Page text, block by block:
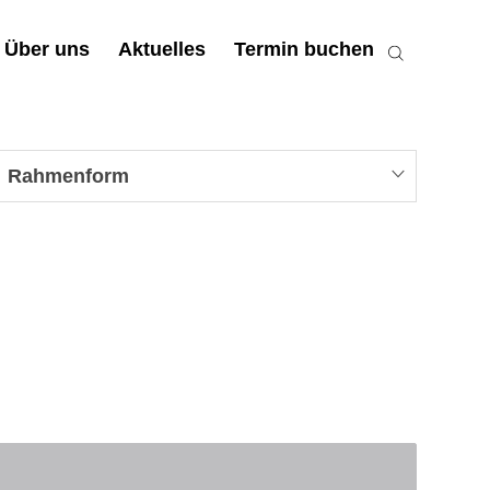
Über uns Aktuelles Termin buchen
Rahmenform